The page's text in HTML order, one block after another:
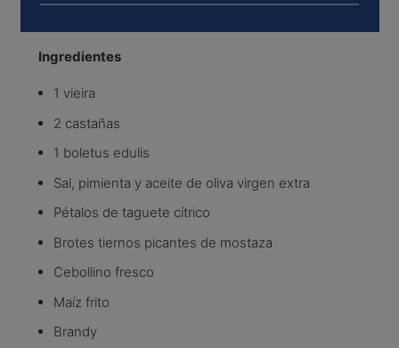
Ingredientes
1 vieira
2 castañas
1 boletus edulis
Sal, pimienta y aceite de oliva virgen extra
Pétalos de taguete cítrico
Brotes tiernos picantes de mostaza
Cebollino fresco
Maíz frito
Brandy